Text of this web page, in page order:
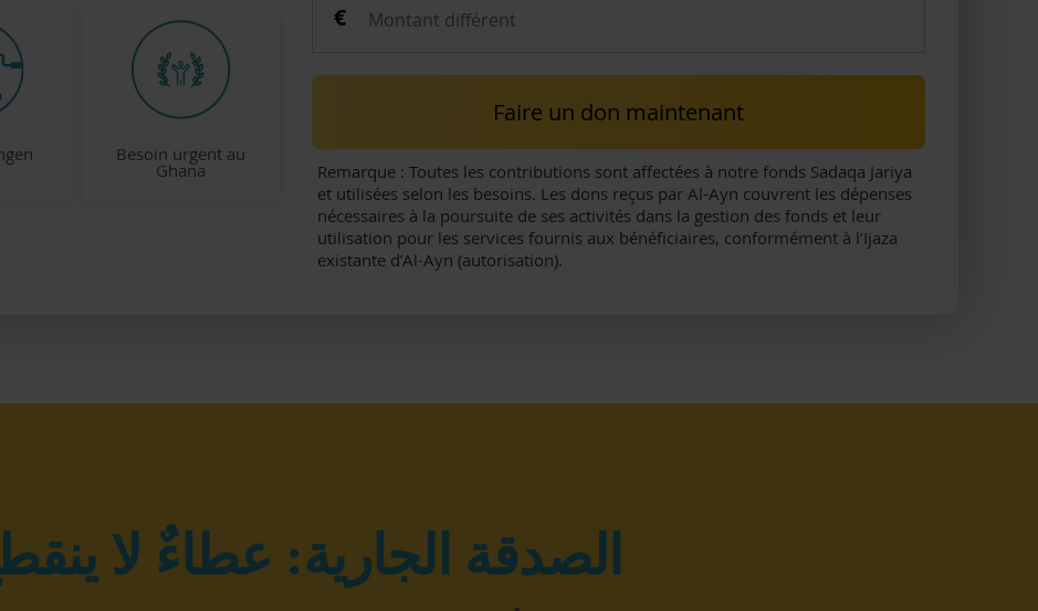
Besoin urgent au
Ghana
Faire un don maintenant
Remarque : Toutes les contributions sont affectées à notre fonds Sadaqa Jariya
et utilisées selon les besoins. Les dons reçus par Al-Ayn couvrent les dépenses
nécessaires à la poursuite de ses activités dans la gestion des fonds et leur
utilisation pour les services fournis aux bénéficiaires, conformément à l’Ijaza
existante d’Al-Ayn (autorisation).
الصدقة الجارية: عطاءٌ لا